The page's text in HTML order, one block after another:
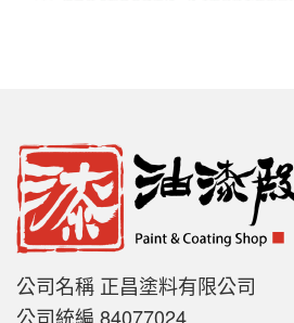
公司名稱 正昌塗料有限公司
公司統編 84077024